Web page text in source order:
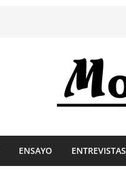
ENSAYO ENTREVISTAS